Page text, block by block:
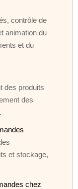
contrôle de
animation du
et du
des produits
des
et stockage,
chez